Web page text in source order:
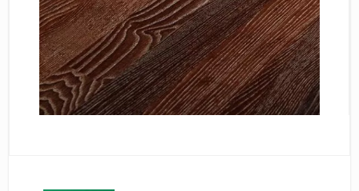
Decoria
Dolce Flooring
ECO Parquet